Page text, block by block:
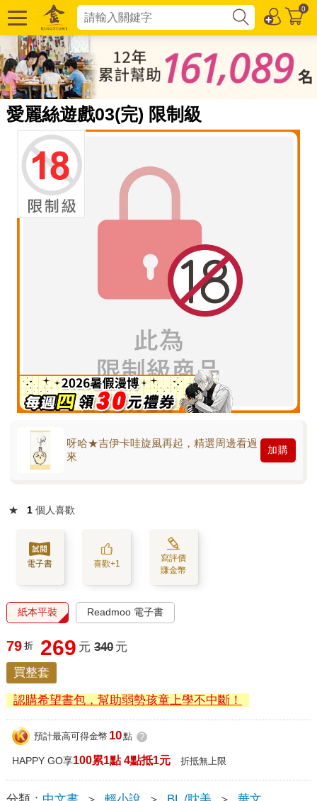
0
愛麗絲遊戲03(完) 限制級
呀哈★吉伊卡哇旋風再起，精選周邊看過
來
加購
★ 1 個人喜歡
電子書 喜歡+1
寫評價
賺金幣
紙本平裝 Readmoo 電子書
79 折 269 元 340 元
買整套
認購希望書包，幫助弱勢孩童上學不中斷！
預計最高可得金幣 10點 ?
HAPPY GO享100累1點 4點抵1元 折抵無上限